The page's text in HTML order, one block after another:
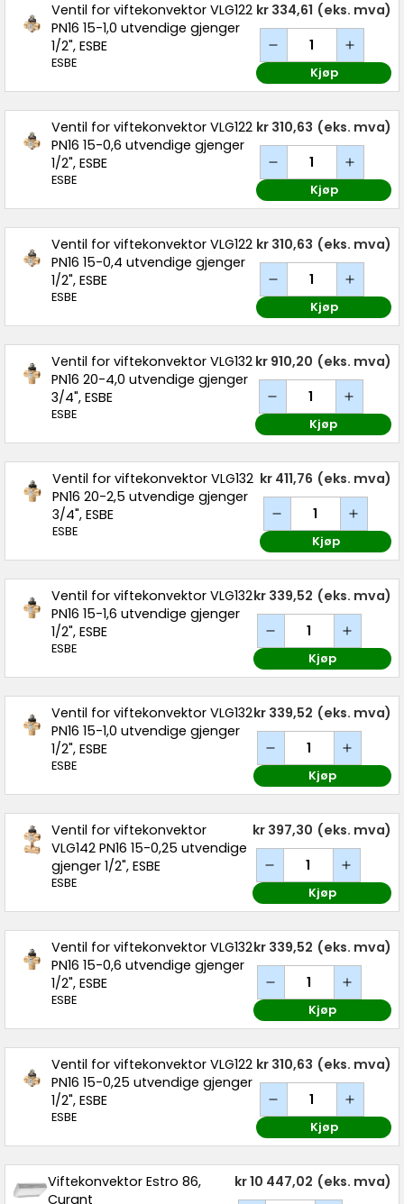
Ventil for viftekonvektor VLG122
PN16 15-1,0 utvendige gjenger
1/2", ESBE
ESBE
kr 334,61 (eks. mva)
Kjøp
Ventil for viftekonvektor VLG122
PN16 15-0,6 utvendige gjenger
1/2", ESBE
ESBE
kr 310,63 (eks. mva)
Kjøp
Ventil for viftekonvektor VLG122
PN16 15-0,4 utvendige gjenger
1/2", ESBE
ESBE
kr 310,63 (eks. mva)
Kjøp
Ventil for viftekonvektor VLG132
PN16 20-4,0 utvendige gjenger
3/4", ESBE
ESBE
kr 910,20 (eks. mva)
Kjøp
Ventil for viftekonvektor VLG132
PN16 20-2,5 utvendige gjenger
3/4", ESBE
ESBE
kr 411,76 (eks. mva)
Kjøp
Ventil for viftekonvektor VLG132
PN16 15-1,6 utvendige gjenger
1/2", ESBE
ESBE
kr 339,52 (eks. mva)
Kjøp
Ventil for viftekonvektor VLG132
PN16 15-1,0 utvendige gjenger
1/2", ESBE
ESBE
kr 339,52 (eks. mva)
Kjøp
Ventil for viftekonvektor
VLG142 PN16 15-0,25 utvendige
gjenger 1/2", ESBE
ESBE
kr 397,30 (eks. mva)
Kjøp
Ventil for viftekonvektor VLG132
PN16 15-0,6 utvendige gjenger
1/2", ESBE
ESBE
kr 339,52 (eks. mva)
Kjøp
Ventil for viftekonvektor VLG122
PN16 15-0,25 utvendige gjenger
1/2", ESBE
ESBE
kr 310,63 (eks. mva)
Kjøp
Viftekonvektor Estro 86,
Curant
kr 10 447,02 (eks. mva)